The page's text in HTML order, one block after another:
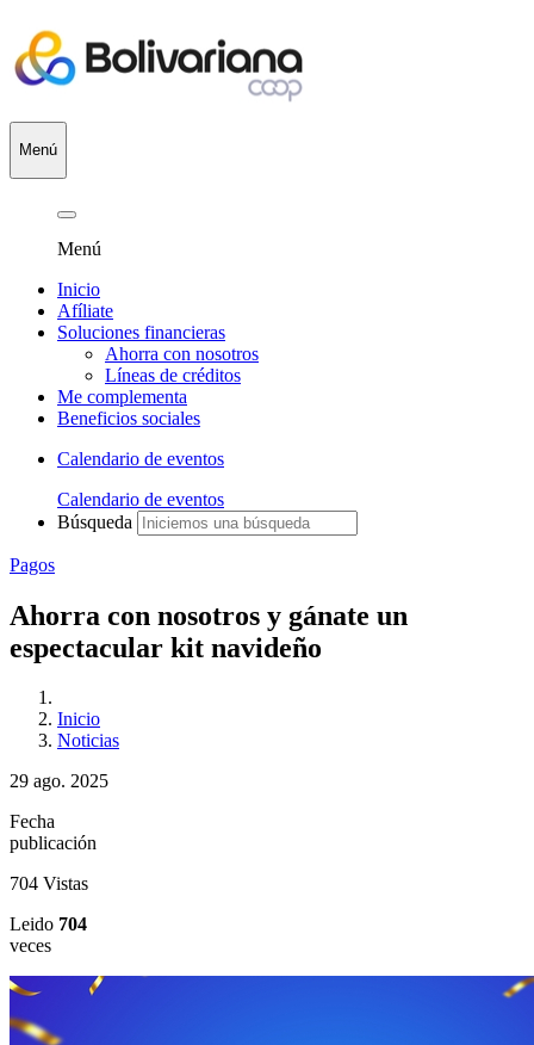
Menú
Menú
Inicio
Afíliate
Soluciones financieras
Ahorra con nosotros
Líneas de créditos
Me complementa
Beneficios sociales
Calendario de eventos
Calendario de eventos
Búsqueda
Pagos
Ahorra con nosotros y gánate un
espectacular kit navideño
Inicio
Noticias
29 ago. 2025
Fecha
publicación
704 Vistas
Leido 704
veces